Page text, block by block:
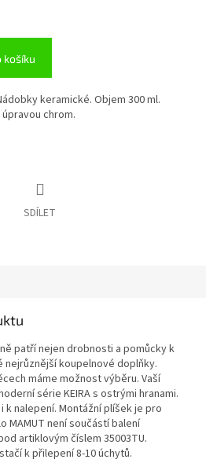
košíku
keramické. Objem 300 ml.
chrom.
SDÍLET
patří nejen drobnosti a pomůcky k
koupelnové doplňky.
máme možnost výběru. Vaší
série KEIRA s ostrými hranami.
k nalepení. Montážní plíšek je pro
MAMUT není součástí balení
artiklovým číslem 35003TU.
k přilepení 8-10 úchytů.